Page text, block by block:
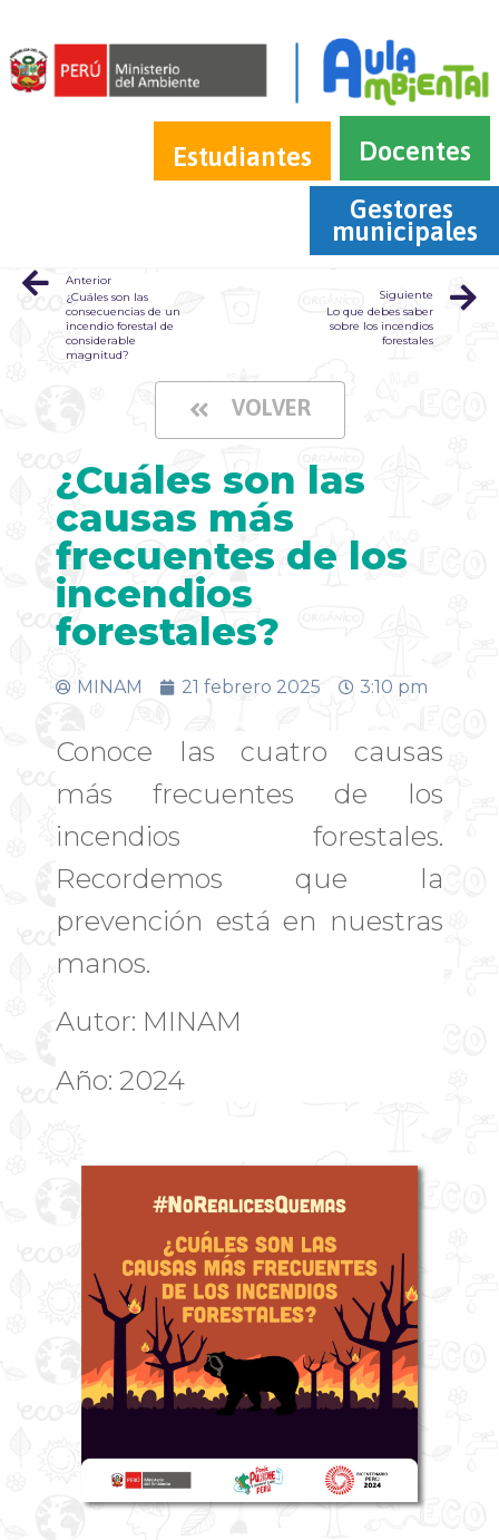
Estudiantes
Docentes
Gestores
municipales
Anterior
¿Cuáles son las
consecuencias de un
incendio forestal de
considerable
magnitud?
Siguiente
Lo que debes saber
sobre los incendios
forestales
VOLVER
¿Cuáles son las
causas más
frecuentes de los
incendios
forestales?
MINAM 21 febrero 2025 3:10 pm
Conoce las cuatro causas
más frecuentes de los
incendios forestales.
Recordemos que la
prevención está en nuestras
manos.
Autor: MINAM
Año: 2024